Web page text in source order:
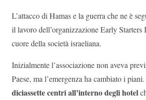
L’attacco di Hamas e la guerra che ne è
il lavoro dell’organizzazione Early Starters
cuore della società israeliana.
Inizialmente l’associazione non aveva
Paese, ma l’emergenza ha cambiato i
diciassette centri all’interno degli hotel